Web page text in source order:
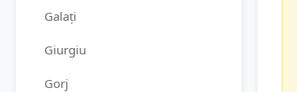
Galați
Giurgiu
Gorj